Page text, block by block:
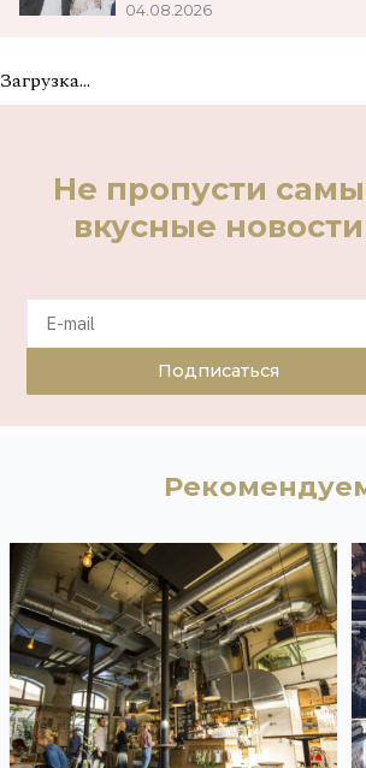
04.08.2026
Загрузка...
Не пропусти
вкусные новости
Подписаться